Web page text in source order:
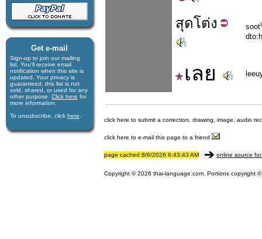
Get e-mail
Sign-up to join our mail­ing
list. You'll receive e­mail
notification when this site is
updated. Your privacy is
guaran­teed; this list is not
sold, shared, or used for any
other purpose. Click here for
more infor­mation.
To unsubscribe, click here
สุดโต่ง soot
เลย
click here to submit a correction, drawing, image, audio
click here to e-mail this page to a friend
page cached 8/6/2026 6:43:43 AM online source
Copyright © 2026 thai-language.com. Portions copyright